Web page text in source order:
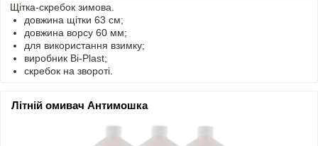
Щітка-скребок зимова.
довжина щітки 63 см;
довжина ворсу 60 мм;
для використання взимку;
виробник Bi-Plast;
скребок на звороті.
Літній омивач Антимошка